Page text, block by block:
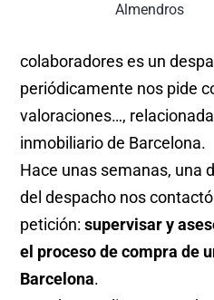
Almendros
colaboradores es un
periódicamente nos pide
valoraciones…,
inmobiliario de Barcelona.
Hace unas semanas, una
del despacho nos
petición:supervisar y
el proceso de compra de
Barcelona.